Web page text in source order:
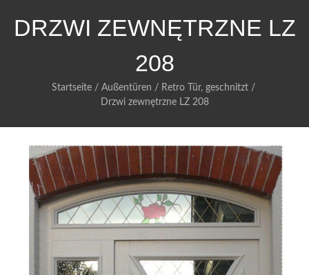
DRZWI ZEWNĘTRZNE LZ
208
Startseite/ Außentüren / Retro Tür, geschnitzt/
Drzwi zewnętrzne LZ 208